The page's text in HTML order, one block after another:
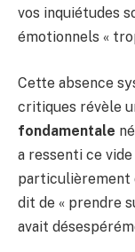
vos inquiétudes
émotionnels «
Cette absence
critiques révèle
fondamentale
a ressenti ce
particulièrement
dit de « prendre
avait